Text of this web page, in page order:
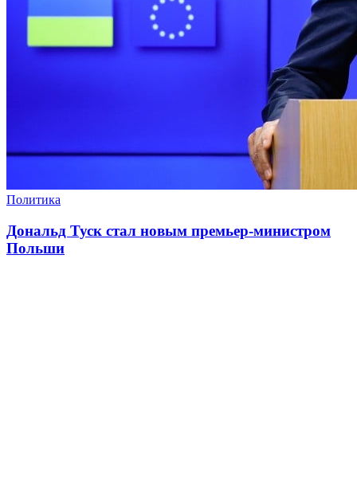
Политика
Дональд Туск стал новым премьер-министром
Польши